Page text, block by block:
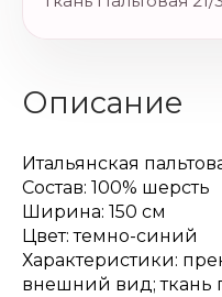
Описание
Итальянская
Состав: 100% шерсть
Ширина: 150 см
Цвет: темно-синий
Характеристики:
внешний вид; ткань